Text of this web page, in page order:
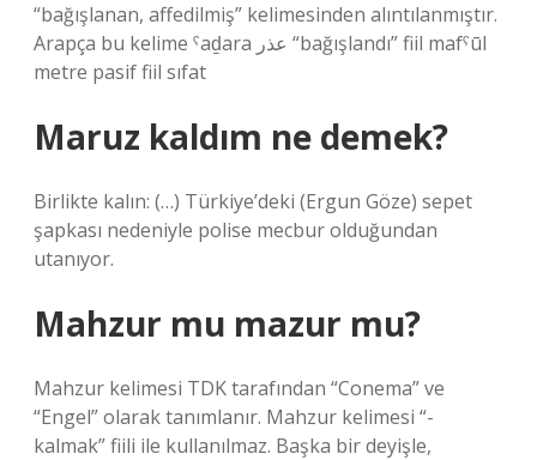
“bağışlanan, affedilmiş” kelimesinden alıntılanmıştır.
Arapça bu kelime ˁaḏara عذر “bağışlandı” fiil mafˁūl
metre pasif fiil sıfat
Maruz kaldım ne demek?
Birlikte kalın: (…) Türkiye’deki (Ergun Göze) sepet
şapkası nedeniyle polise mecbur olduğundan
utanıyor.
Mahzur mu mazur mu?
Mahzur kelimesi TDK tarafından “Conema” ve
“Engel” olarak tanımlanır. Mahzur kelimesi “-
kalmak” fiili ile kullanılmaz. Başka bir deyişle,